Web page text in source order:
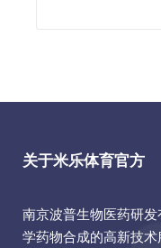
关于米乐体育官方
南京波普生物医药研
学药物合成的高新技